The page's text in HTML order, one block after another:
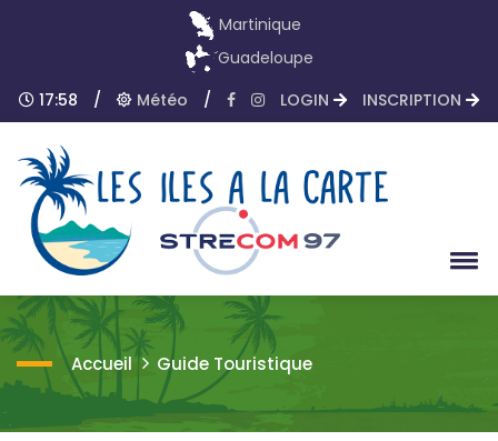
Martinique
Guadeloupe
17:58
/ Météo / LOGIN INSCRIPTION
Accueil Guide Touristique